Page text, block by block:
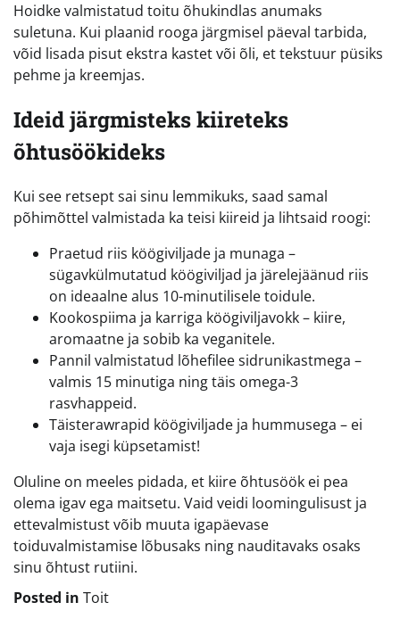
Hoidke valmistatud toitu õhukindlas anumaks
suletuna. Kui plaanid rooga järgmisel päeval tarbida,
võid lisada pisut ekstra kastet või õli, et tekstuur püsiks
pehme ja kreemjas.
Ideid järgmisteks kiireteks
õhtusöökideks
Kui see retsept sai sinu lemmikuks, saad samal
põhimõttel valmistada ka teisi kiireid ja lihtsaid roogi:
Praetud riis köögiviljade ja munaga –
sügavkülmutatud köögiviljad ja järelejäänud riis
on ideaalne alus 10-minutilisele toidule.
Kookospiima ja karriga köögiviljavokk – kiire,
aromaatne ja sobib ka veganitele.
Pannil valmistatud lõhefilee sidrunikastmega –
valmis 15 minutiga ning täis omega-3
rasvhappeid.
Täisterawrapid köögiviljade ja hummusega – ei
vaja isegi küpsetamist!
Oluline on meeles pidada, et kiire õhtusöök ei pea
olema igav ega maitsetu. Vaid veidi loomingulisust ja
ettevalmistust võib muuta igapäevase
toiduvalmistamise lõbusaks ning nauditavaks osaks
sinu õhtust rutiini.
Posted in Toit